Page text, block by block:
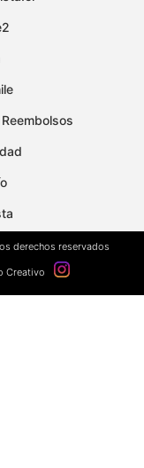
derechos reservados
Creativo